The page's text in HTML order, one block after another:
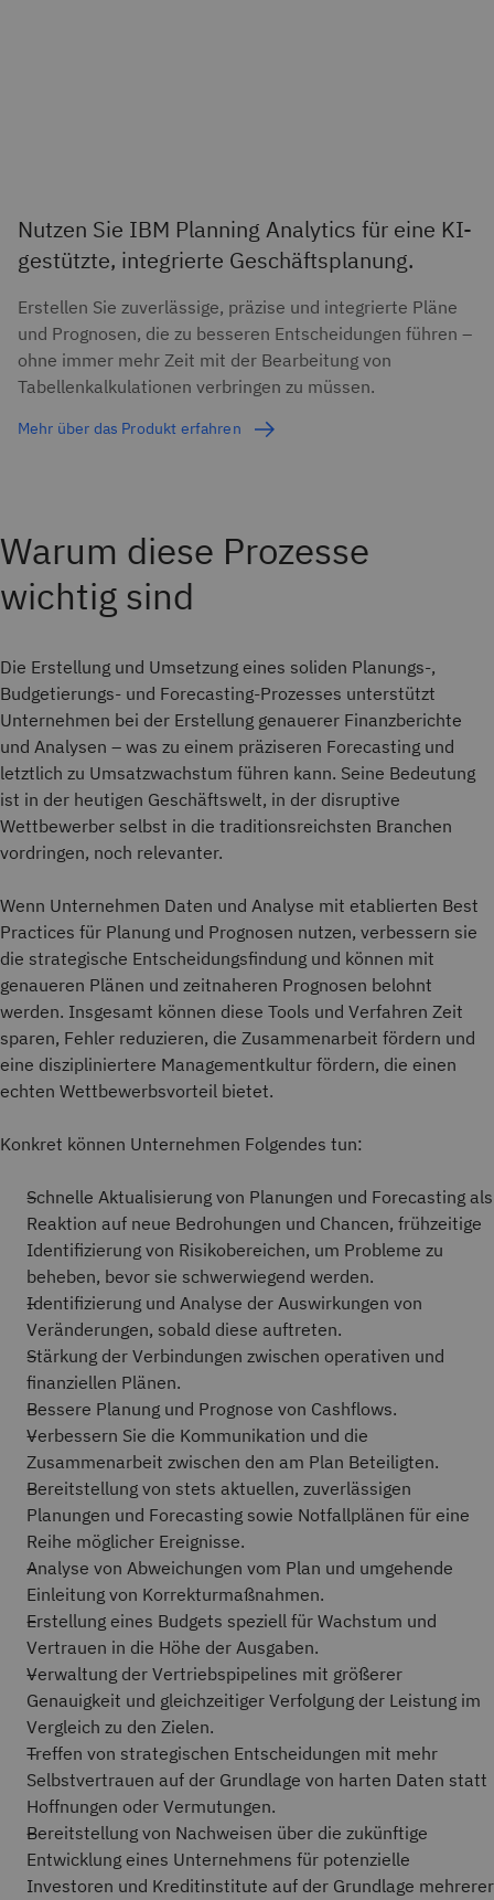
Nutzen Sie IBM Planning Analytics für eine KI-
gestützte, integrierte Geschäftsplanung.
Erstellen Sie zuverlässige, präzise und integrierte Pläne
und Prognosen, die zu besseren Entscheidungen führen –
ohne immer mehr Zeit mit der Bearbeitung von
Tabellenkalkulationen verbringen zu müssen.
Mehr über das Produkt erfahren
Warum diese Prozesse
wichtig sind
Die Erstellung und Umsetzung eines soliden Planungs-,
Budgetierungs- und Forecasting-Prozesses unterstützt
Unternehmen bei der Erstellung genauerer Finanzberichte
und Analysen – was zu einem präziseren Forecasting und
letztlich zu Umsatzwachstum führen kann. Seine Bedeutung
ist in der heutigen Geschäftswelt, in der disruptive
Wettbewerber selbst in die traditionsreichsten Branchen
vordringen, noch relevanter.
Wenn Unternehmen Daten und Analyse mit etablierten Best
Practices für Planung und Prognosen nutzen, verbessern sie
die strategische Entscheidungsfindung und können mit
genaueren Plänen und zeitnaheren Prognosen belohnt
werden. Insgesamt können diese Tools und Verfahren Zeit
sparen, Fehler reduzieren, die Zusammenarbeit fördern und
eine diszipliniertere Managementkultur fördern, die einen
echten Wettbewerbsvorteil bietet.
Konkret können Unternehmen Folgendes tun:
Schnelle Aktualisierung von Planungen und Forecasting als
Reaktion auf neue Bedrohungen und Chancen, frühzeitige
Identifizierung von Risikobereichen, um Probleme zu
beheben, bevor sie schwerwiegend werden.
Identifizierung und Analyse der Auswirkungen von
Veränderungen, sobald diese auftreten.
Stärkung der Verbindungen zwischen operativen und
finanziellen Plänen.
Bessere Planung und Prognose von Cashflows.
Verbessern Sie die Kommunikation und die
Zusammenarbeit zwischen den am Plan Beteiligten.
Bereitstellung von stets aktuellen, zuverlässigen
Planungen und Forecasting sowie Notfallplänen für eine
Reihe möglicher Ereignisse.
Analyse von Abweichungen vom Plan und umgehende
Einleitung von Korrekturmaßnahmen.
Erstellung eines Budgets speziell für Wachstum und
Vertrauen in die Höhe der Ausgaben.
Verwaltung der Vertriebspipelines mit größerer
Genauigkeit und gleichzeitiger Verfolgung der Leistung im
Vergleich zu den Zielen.
Treffen von strategischen Entscheidungen mit mehr
Selbstvertrauen auf der Grundlage von harten Daten statt
Hoffnungen oder Vermutungen.
Bereitstellung von Nachweisen über die zukünftige
Entwicklung eines Unternehmens für potenzielle
Investoren und Kreditinstitute auf der Grundlage mehrerer